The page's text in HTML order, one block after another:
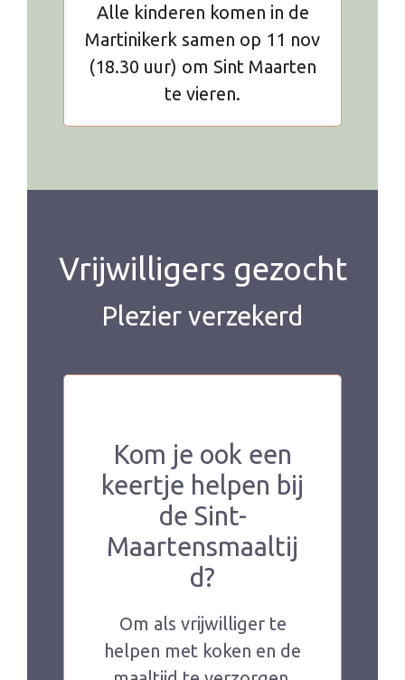
Alle kinderen komen in de
Martinikerk samen op 11 nov
(18.30 uur) om Sint Maarten
te vieren.
Vrijwilligers gezocht
Plezier verzekerd
Kom je ook een
keertje helpen bij
de Sint-
Maartensmaaltij
d?
Om als vrijwilliger te
helpen met koken en de